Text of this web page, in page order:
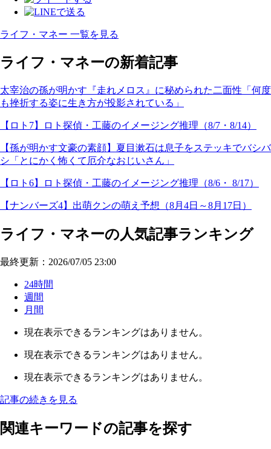
ライフ・マネー 一覧を見る
ライフ・マネーの新着記事
太宰治の孫が明かす『走れメロス』に秘められた二面性「何度
も挫折する姿に生き方が投影されている」
【ロト7】ロト探偵・工藤のイメージング推理（8/7・8/14）
【孫が明かす文豪の素顔】夏目漱石は息子をステッキでバシバ
シ「とにかく怖くて厄介なおじいさん」
【ロト6】ロト探偵・工藤のイメージング推理（8/6・ 8/17）
【ナンバーズ4】出萌クンの萌え予想（8月4日～8月17日）
ライフ・マネーの人気記事ランキング
最終更新：2026/07/05 23:00
24時間
週間
月間
現在表示できるランキングはありません。
現在表示できるランキングはありません。
現在表示できるランキングはありません。
記事の続きを見る
関連キーワードの記事を探す